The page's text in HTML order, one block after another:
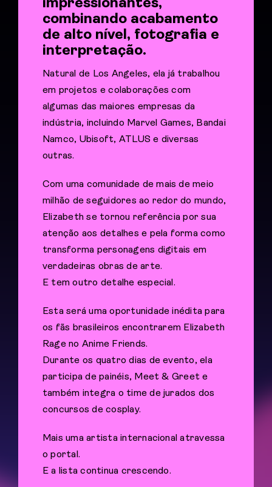
impressionantes,
combinando acabamento
de alto nível, fotografia e
interpretação.
Natural de Los Angeles, ela já trabalhou
em projetos e colaborações com
algumas das maiores empresas da
indústria, incluindo Marvel Games, Bandai
Namco, Ubisoft, ATLUS e diversas
outras.
Com uma comunidade de mais de meio
milhão de seguidores ao redor do mundo,
Elizabeth se tornou referência por sua
atenção aos detalhes e pela forma como
transforma personagens digitais em
verdadeiras obras de arte.
E tem outro detalhe especial.
Esta será uma oportunidade inédita para
os fãs brasileiros encontrarem Elizabeth
Rage no Anime Friends.
Durante os quatro dias de evento, ela
participa de painéis, Meet & Greet e
também integra o time de jurados dos
concursos de cosplay.
Mais uma artista internacional atravessa
o portal.
E a lista continua crescendo.